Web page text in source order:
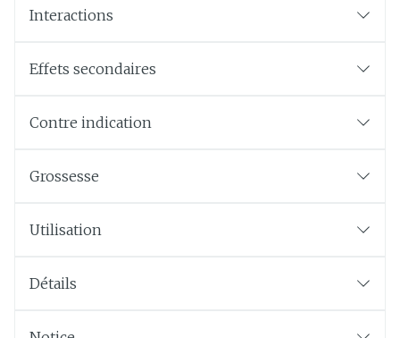
Interactions
Effets secondaires
Contre indication
Grossesse
Utilisation
Détails